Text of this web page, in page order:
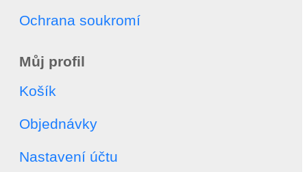
Ochrana soukromí
Můj profil
Košík
Objednávky
Nastavení účtu